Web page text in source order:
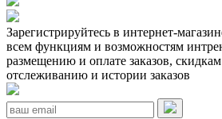
Зарегистрируйтесь в интернет-
всем функциям и возможностям
размещению и оплате заказов,
отслеживанию и истории заказов